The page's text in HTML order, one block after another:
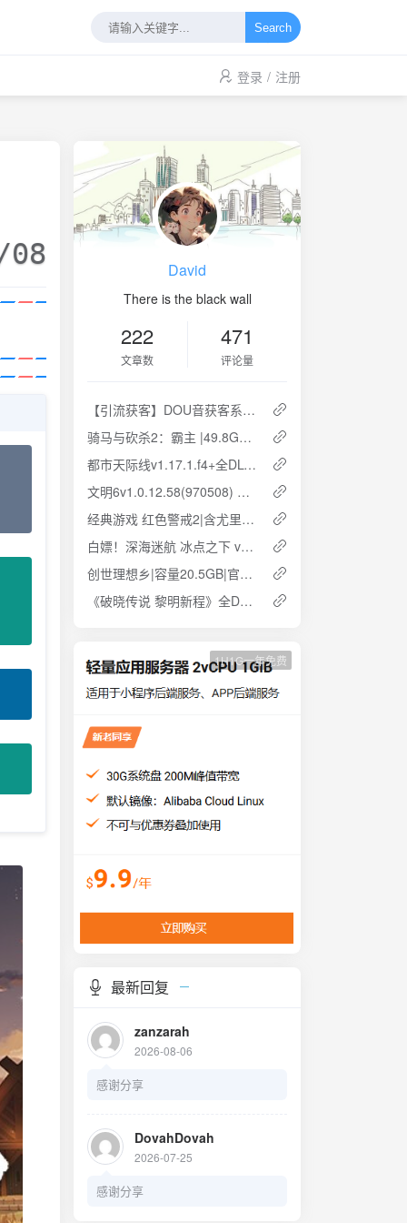
Search
登录 / 注册
08 David
There is the black wall
222
文章数
471
评论量
【引流获客】DOU音获客系统 自动批量私信/关注
骑马与砍杀2：霸主 |49.8GB|官方简体中文 云盘下载
都市天际线v1.17.1.f4+全DLC+66个模组MOD 云盘下载 解压即玩
文明6v1.0.12.58(970508) 中文版 全DLC 云盘下载 解压即玩
经典游戏 红色警戒2|含尤里的复仇|3.8GB|w10兼容|云盘下载 解压即玩
白嫖！深海迷航 冰点之下 v49700|8GB|官方简体中文|云盘下载 解压即玩
创世理想乡|容量20.5GB|官方简体中文 解压即玩 网盘下载
《破晓传说 黎明新程》全DLC+预购特典 豪华中文版 免安装 解压即玩 云盘下载
1H1G一年免费
最新回复
zanzarah
2026-08-06
感谢分享
DovahDovah
2026-07-25
感谢分享